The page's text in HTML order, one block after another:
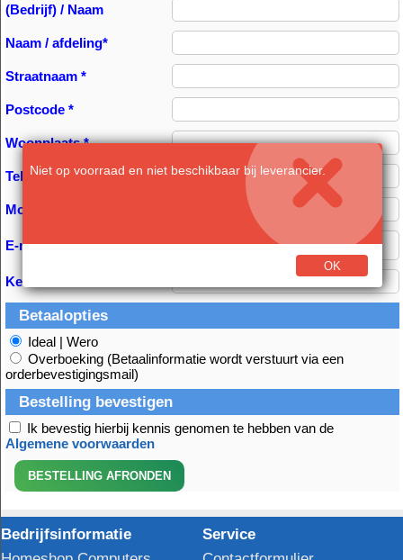
Niet op voorraad en niet beschikbaar bij leverancier.
OK
(Bedrijf) / Naam
Naam / afdeling*
Straatnaam *
Postcode *
Woonplaats *
Telefoon:
Mobiel:
E-mail *
Kenmerk
Betaalopties
Ideal | Wero
Overboeking (Betaalinformatie wordt verstuurt via een
orderbevestigingsmail)
Bestelling bevestigen
Ik bevestig hierbij kennis genomen te hebben van de
Algemene voorwaarden
Bedrijfsinformatie
Service